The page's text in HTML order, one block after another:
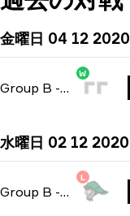
金曜日 04 12 2020
Group B - bo3
W
水曜日 02 12 2020
Group B - bo3
L